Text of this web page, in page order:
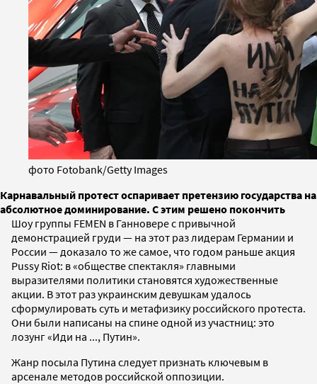
фото Fotobank/Getty Images
Карнавальный протест оспаривает претензию государства на
абсолютное доминирование. С этим решено покончить
Шоу группы FEMEN в Ганновере с привычной
демонстрацией груди — на этот раз лидерам Германии и
России — доказало то же самое, что годом раньше акция
Pussy Riot: в «обществе спектакля» главными
выразителями политики становятся художественные
акции. В этот раз украинским девушкам удалось
сформулировать суть и метафизику российского протеста.
Они были написаны на спине одной из участниц: это
лозунг «Иди на ..., Путин».
Жанр посыла Путина следует признать ключевым в
арсенале методов российской оппозиции.